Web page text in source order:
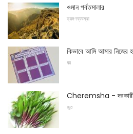
ওমান পর্বতমালার
ভ্রমণব্যবস্থা
কিভাবে আমি আমার নিজের
ঘর
Cheremsha - দরকারী
জুত